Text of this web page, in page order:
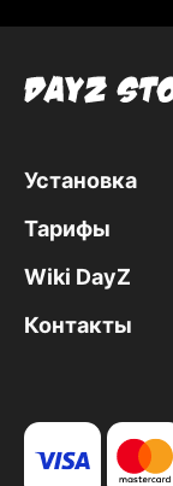
Установка
Тарифы
Wiki DayZ
Контакты